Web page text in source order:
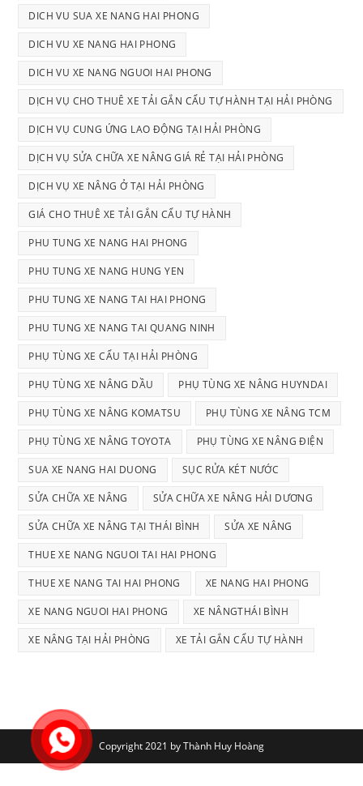
DICH VU SUA XE NANG HAI PHONG
DICH VU XE NANG HAI PHONG
DICH VU XE NANG NGUOI HAI PHONG
DỊCH VỤ CHO THUÊ XE TẢI GẮN CẨU TỰ HÀNH TẠI HẢI PHÒNG
DỊCH VỤ CUNG ỨNG LAO ĐỘNG TẠI HẢI PHÒNG
DỊCH VỤ SỬA CHỮA XE NÂNG GIÁ RẺ TẠI HẢI PHÒNG
DỊCH VỤ XE NÂNG Ở TẠI HẢI PHÒNG
GIÁ CHO THUÊ XE TẢI GẮN CẨU TỰ HÀNH
PHU TUNG XE NANG HAI PHONG
PHU TUNG XE NANG HUNG YEN
PHU TUNG XE NANG TAI HAI PHONG
PHU TUNG XE NANG TAI QUANG NINH
PHỤ TÙNG XE CẨU TẠI HẢI PHÒNG
PHỤ TÙNG XE NÂNG DẦU PHỤ TÙNG XE NÂNG HUYNDAI
PHỤ TÙNG XE NÂNG KOMATSU PHỤ TÙNG XE NÂNG TCM
PHỤ TÙNG XE NÂNG TOYOTA PHỤ TÙNG XE NÂNG ĐIỆN
SUA XE NANG HAI DUONG SỤC RỬA KÉT NƯỚC
SỬA CHỮA XE NÂNG SỬA CHỮA XE NÂNG HẢI DƯƠNG
SỬA CHỮA XE NÂNG TẠI THÁI BÌNH SỬA XE NÂNG
THUE XE NANG NGUOI TAI HAI PHONG
THUE XE NANG TAI HAI PHONG XE NANG HAI PHONG
XE NANG NGUOI HAI PHONG XE NÂNGTHÁI BÌNH
XE NÂNG TẠI HẢI PHÒNG XE TẢI GẮN CẨU TỰ HÀNH
Copyright 2021 by Thành Huy Hoàng